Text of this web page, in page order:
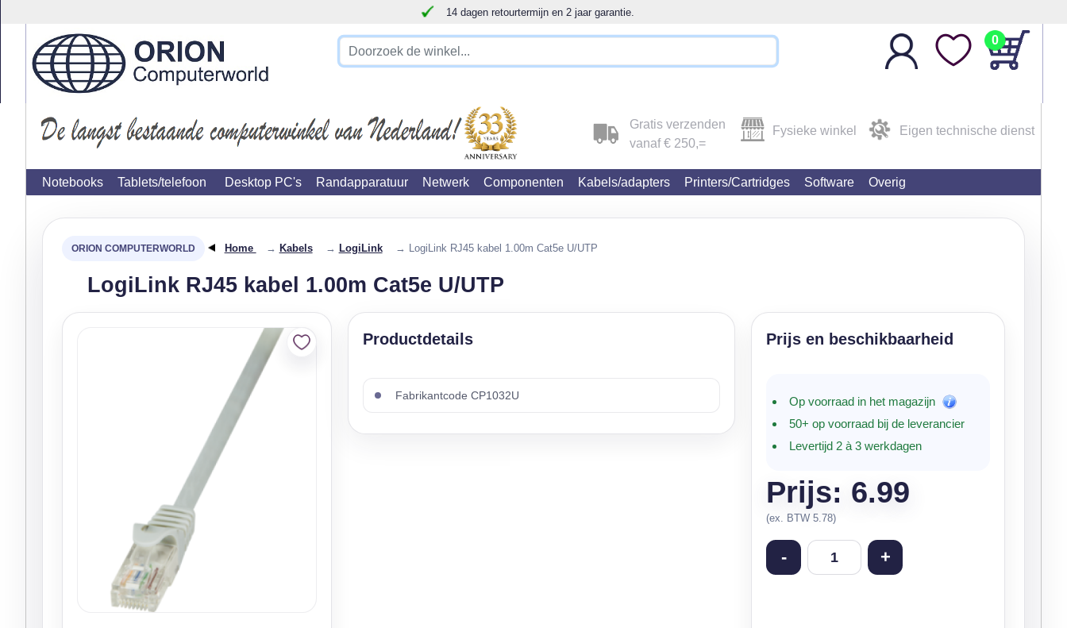
14 dagen retourtermijn en 2 jaar garantie.
!!!!! LET OP!!! WIJ ZIJN VERHUISD !!!!! 0
Gratis verzenden
vanaf € 250,=
Fysieke winkel Eigen technische dienst
Notebooks Tablets/telefoon Desktop PC's Randapparatuur Netwerk Componenten Kabels/adapters Printers/Cartridges Software Overig
Home → Kabels → LogiLink → LogiLink RJ45 kabel 1.00m Cat5e U/UTP
LogiLink RJ45 kabel 1.00m Cat5e U/UTP
Fabrikantcode CP1032U
Op voorraad in het magazijn
50+ op voorraad bij de leverancier
Levertijd 2 à 3 werkdagen
Prijs: 6.99
(ex. BTW 5.78)
- +